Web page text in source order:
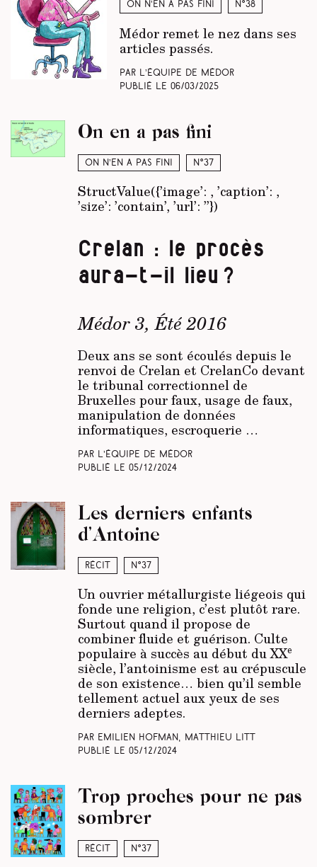
On n’en a pas fini N°38
Médor remet le nez dans ses
articles passés.
Par L’équipe de Médor
Publié le06/03/2025
On n’en a pas fini N°37
On en a pas fini
StructValue({’image’: , ’caption’: ,
’size’: ’contain’, ’url’: ’’})
Crelan : le procès
aura-t-il lieu ?
Médor 3, Été 2016
Deux ans se sont écoulés depuis le
renvoi de Crelan et CrelanCo devant
le tribunal correctionnel de
Bruxelles pour faux, usage de faux,
manipulation de données
informatiques, escroquerie …
Par L’équipe de Médor
Publié le 05/12/2024
Récit N°37
Les derniers enfants
d’Antoine
Un ouvrier métallurgiste liégeois qui
fonde une religion, c’est plutôt rare.
Surtout quand il propose de
combiner fluide et guérison. Culte
populaire à succès au début du XXe
siècle, l’antoinisme est au crépuscule
de son existence… bien qu’il semble
tellement actuel aux yeux de ses
derniers adeptes.
Par Emilien Hofman, Matthieu Litt
Publié le 05/12/2024
Récit N°37
Trop proches pour ne pas
sombrer